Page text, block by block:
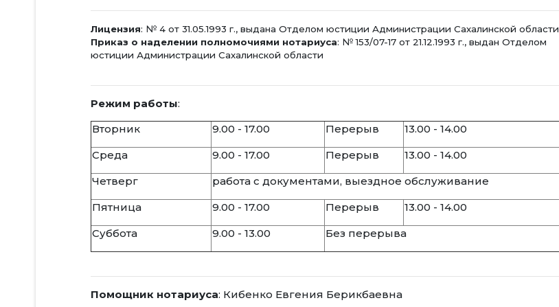
Лицензия: № 4 от 31.05.1993 г., выдана Отделом юстиции Администрации Сахалинской области
Приказ о наделении полномочиями нотариуса: № 153/07-17 от 21.12.1993 г., выдан Отделом
юстиции Администрации Сахалинской области
Режим работы:
Вторник
9.00 - 17.00 Перерыв
13.00 - 14.00
Среда
9.00 - 17.00 Перерыв
13.00 - 14.00
Четверг
работа с документами, выездное обслуживание
Пятница
9.00 - 17.00 Перерыв
13.00 - 14.00
Суббота
9.00 - 13.00 Без перерыва
Помощник нотариуса: Кибенко Евгения Берикбаевна